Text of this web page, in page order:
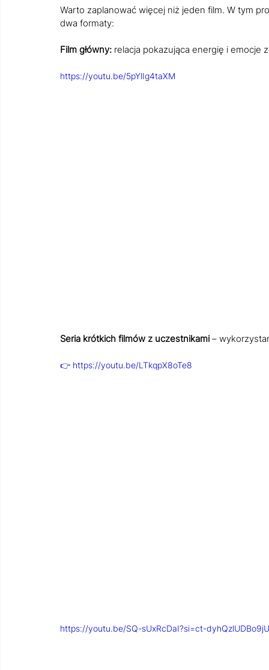
Warto zaplanować więcej niż jeden film. W tym
dwa formaty:
Film główny: relacja pokazująca energię i emocje
https://youtu.be/5pYlIg4taXM
Seria krótkich filmów z uczestnikami –
👉 https://youtu.be/LTkqpX8oTe8
https://youtu.be/SQ-sUxRcDaI?si=ct-dyhQzlUDBo9jU